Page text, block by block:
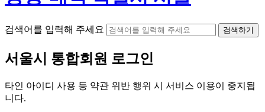
검색어를 입력해 주세요 검색하기
서울시 통합회원 로그인
타인 아이디 사용 등 약관 위반 행위 시 서비스 이용이 중지됩
니다.